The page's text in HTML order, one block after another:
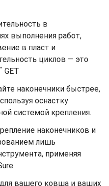
в
выполнения работ,
в пласт и
циклов — это
GET
наконечники быстрее,
оснастку
системой крепления.
наконечников и
лишь
применяя
вашего ковша и ваших